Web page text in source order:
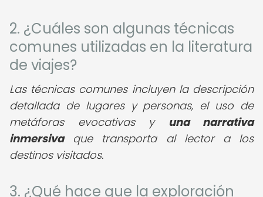
2. ¿Cuáles son algunas técnicas
comunes utilizadas en la literatura
de viajes?
Las técnicas comunes incluyen la descripción
detallada de lugares y personas, el uso de
metáforas evocativas y una narrativa
inmersivaque transporta al lector a los
destinos visitados.
3. ¿Qué hace que la exploración